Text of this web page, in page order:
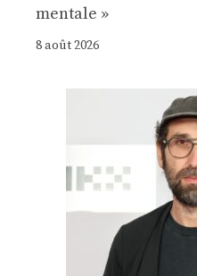
mentale »
8 août 2026